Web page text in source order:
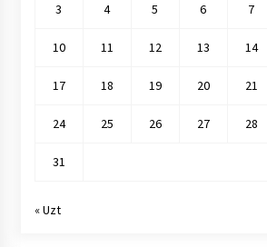
3 4 5 6 7
10 11 12 13 14
17 18 19 20 21
24 25 26 27 28
31
« Uzt